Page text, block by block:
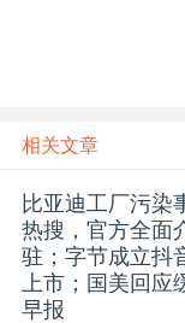
相关文章
比亚迪工厂污染
热搜，官方全面
驻；​字节成立抖
上市；国美回
早报